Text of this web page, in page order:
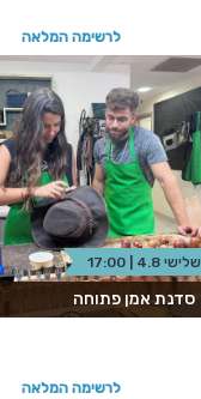
לרשימה המלאה
שלישי 4.8 | 17:00
סדנת אמן פתוחה
לרשימה המלאה